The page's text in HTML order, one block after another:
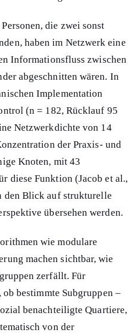
Personen, die zwei sonst
haben im Netzwerk eine
Informationsfluss zwischen
abgeschnitten wären. In
Implementation
(n = 182, Rücklauf 95
Netzwerkdichte von 14
der Praxis- und
Knoten, mit 43
diese Funktion (Jacob et al.,
den Blick auf strukturelle
übersehen werden.
wie modulare
machen sichtbar, wie
zerfällt. Für
bestimmte Subgruppen –
benachteiligte Quartiere,
von der